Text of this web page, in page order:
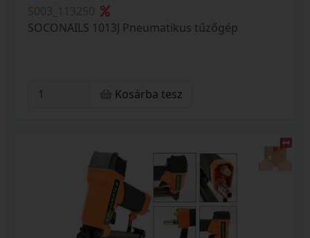
SOCONAILS 1013J Pneumatikus tűzőgép
Kosárba tesz